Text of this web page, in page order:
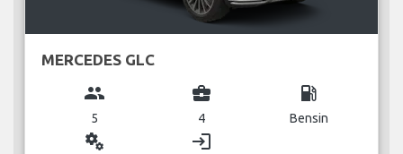
MERCEDES GLC
group
5
business_center
4
local_gas_station
Bensin
miscellaneous_services login